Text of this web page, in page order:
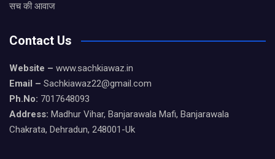
सच की आवाज
Contact Us
Website – www.sachkiawaz.in
Email – Sachkiawaz22@gmail.com
Ph.No: 7017648093
Address: Madhur Vihar, Banjarawala Mafi, Banjarawala
Chakrata, Dehradun, 248001-Uk